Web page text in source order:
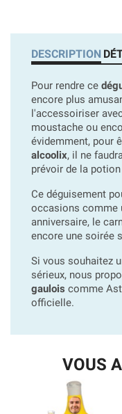
DESCRIPTION
Pour rendre ce
encore plus
l'accessoiriser
moustache ou
évidemment, pour
alcoolix, il ne
prévoir de la
Ce déguisement
occasions comme
anniversaire, le
encore une soirée
Si vous souhaitez
sérieux, nous
gaulois comme
officielle.
VOUS